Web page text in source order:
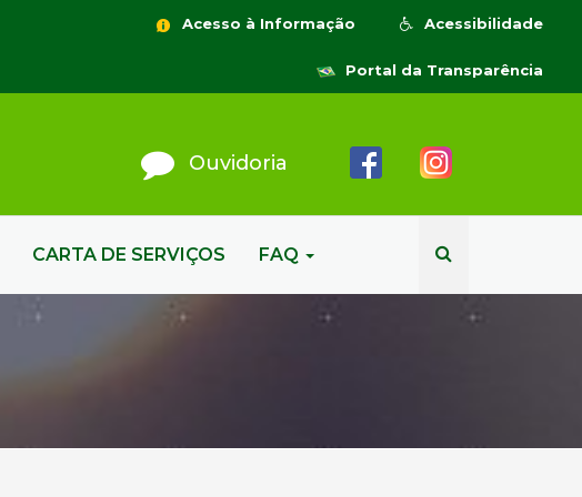
Acessibilidade
Acesso à Informação
Portal da Transparência
Ouvidoria
CARTA DE SERVIÇOS FAQ